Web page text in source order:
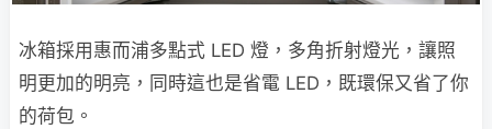
冰箱採用惠而浦多點式 LED 燈，多角折射燈光，讓照
明更加的明亮，同時這也是省電 LED，既環保又省了你
的荷包。